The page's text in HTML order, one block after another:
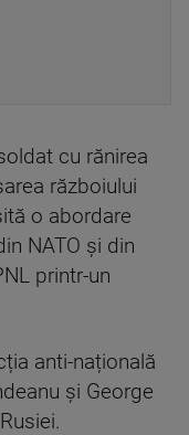
cu rănirea
războiului
o abordare
NATO și din
printr-un
anti-națională
și George